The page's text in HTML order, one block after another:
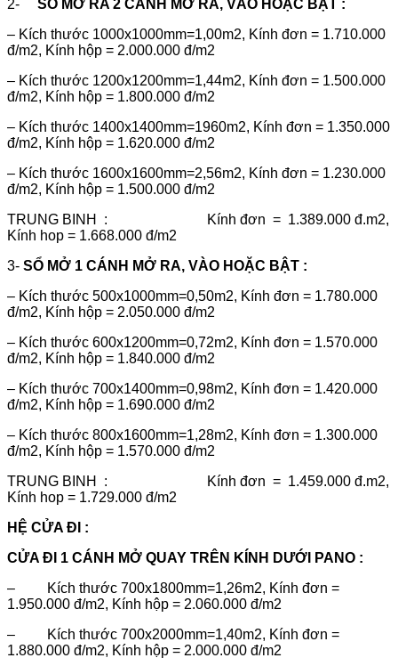
2- SỔ MỞ RA 2 CÁNH MỞ RA, VÀO HOẶC BẬT :
– Kích thước 1000x1000mm=1,00m2, Kính đơn = 1.710.000
đ/m2, Kính hộp = 2.000.000 đ/m2
– Kích thước 1200x1200mm=1,44m2, Kính đơn = 1.500.000
đ/m2, Kính hộp = 1.800.000 đ/m2
– Kích thước 1400x1400mm=1960m2, Kính đơn = 1.350.000
đ/m2, Kính hộp = 1.620.000 đ/m2
– Kích thước 1600x1600mm=2,56m2, Kính đơn = 1.230.000
đ/m2, Kính hộp = 1.500.000 đ/m2
TRUNG BINH : Kính đơn = 1.389.000 đ.m2,
Kính hop = 1.668.000 đ/m2
3- SỔ MỞ 1 CÁNH MỞ RA, VÀO HOẶC BẬT :
– Kích thước 500x1000mm=0,50m2, Kính đơn = 1.780.000
đ/m2, Kính hộp = 2.050.000 đ/m2
– Kích thước 600x1200mm=0,72m2, Kính đơn = 1.570.000
đ/m2, Kính hộp = 1.840.000 đ/m2
– Kích thước 700x1400mm=0,98m2, Kính đơn = 1.420.000
đ/m2, Kính hộp = 1.690.000 đ/m2
– Kích thước 800x1600mm=1,28m2, Kính đơn = 1.300.000
đ/m2, Kính hộp = 1.570.000 đ/m2
TRUNG BINH : Kính đơn = 1.459.000 đ.m2,
Kính hop = 1.729.000 đ/m2
HỆ CỬA ĐI :
CỬA ĐI 1 CÁNH MỞ QUAY TRÊN KÍNH DƯỚI PANO :
– Kích thước 700x1800mm=1,26m2, Kính đơn =
1.950.000 đ/m2, Kính hộp = 2.060.000 đ/m2
– Kích thước 700x2000mm=1,40m2, Kính đơn =
1.880.000 đ/m2, Kính hộp = 2.000.000 đ/m2